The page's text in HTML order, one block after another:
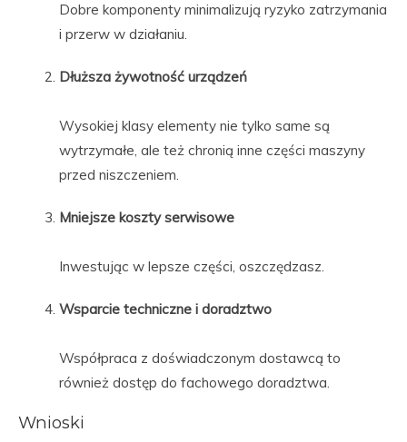
Dobre komponenty minimalizują ryzyko zatrzymania
i przerw w działaniu.
Dłuższa żywotność urządzeń
Wysokiej klasy elementy nie tylko same są
wytrzymałe, ale też chronią inne części maszyny
przed niszczeniem.
Mniejsze koszty serwisowe
Inwestując w lepsze części, oszczędzasz.
Wsparcie techniczne i doradztwo
Współpraca z doświadczonym dostawcą to
również dostęp do fachowego doradztwa.
Wnioski